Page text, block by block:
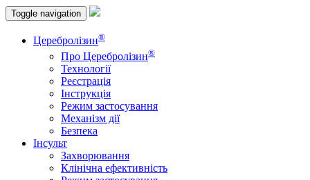
Toggle navigation
Церебролізин®
Про Церебролізин®
Технології
Реєстрація
Інструкція
Режим застосування
Механізм дії
Безпека
Інсульт
Захворювання
Клінічна ефективність